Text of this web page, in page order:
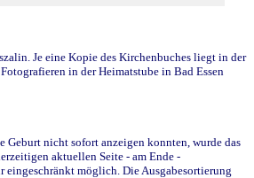
Je eine Kopie des Kirchenbuches liegt in der
in der Heimatstube in Bad Essen
Geburt nicht sofort anzeigen konnten, wurde das
aktuellen Seite - am Ende -
eingeschränkt möglich. Die Ausgabesortierung